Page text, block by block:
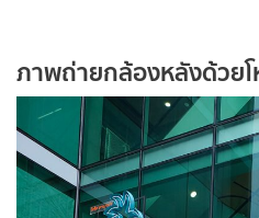
ภาพถ่ายกล้องหลังด้วย